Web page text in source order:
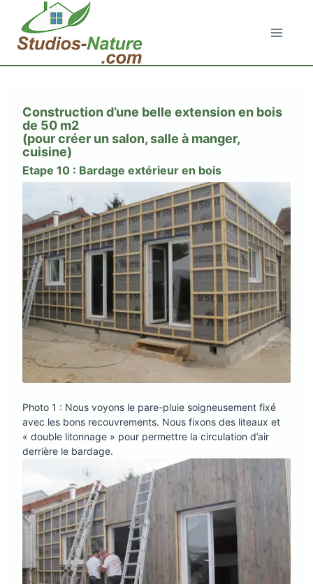
contenu
Construction d’une belle extension en bois
de 50 m2
(pour créer un salon, salle à manger,
cuisine)
Etape 10 : Bardage extérieur en bois
Photo 1 : Nous voyons le pare-pluie soigneusement fixé
avec les bons recouvrements. Nous fixons des liteaux et
« double litonnage » pour permettre la circulation d’air
derrière le bardage.